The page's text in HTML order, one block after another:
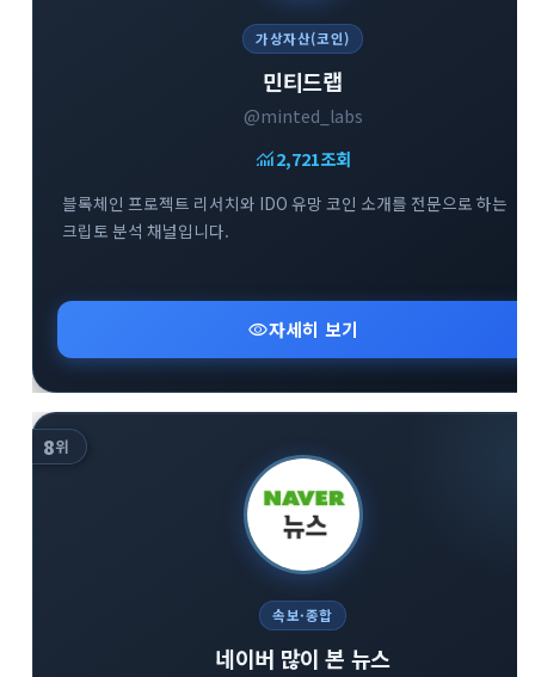
가상자산(코인)
민티드랩
@minted_labs
monitoring2,721조회
블록체인 프로젝트 리서치와 IDO 유망 코인 소개를 전문으로 하는
크립토 분석 채널입니다.
visibility자세히 보기
8위
속보·종합
네이버 많이 본 뉴스